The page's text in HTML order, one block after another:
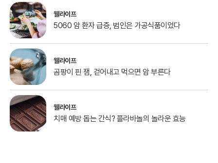
웰라이프
5060 암 환자 급증, 범인은 가공식품이었다
웰라이프
곰팡이 핀 잼, 걷어내고 먹으면 암 부른다
웰라이프
치매 예방 돕는 간식? 플라바놀의 놀라운 효능